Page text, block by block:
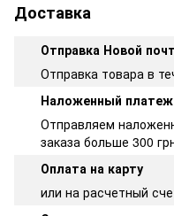
Доставка
Отправка Новой
Отправка товара в
Наложенный платеж
Отправляем
заказа больше 300
Оплата на карту
или на расчетный